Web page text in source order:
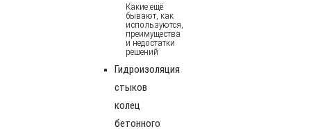
Какие ещё
бывают, как
используются,
преимущества
и недостатки
решений
Гидроизоляция
стыков
колец
бетонного